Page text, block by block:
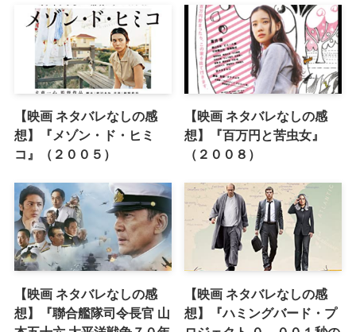
【映画 ネタバレなしの感
想】『メゾン・ド・ヒミ
コ』（２００５）
【映画 ネタバレなしの感
想】『百万円と苦虫女』
（２００８）
【映画 ネタバレなしの感
想】『聯合艦隊司令長官 山
【映画 ネタバレなしの感
想】『ハミングバード・プ